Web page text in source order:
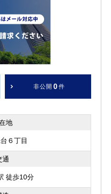
非公開 0 件
地
６丁目
通
徒歩10分